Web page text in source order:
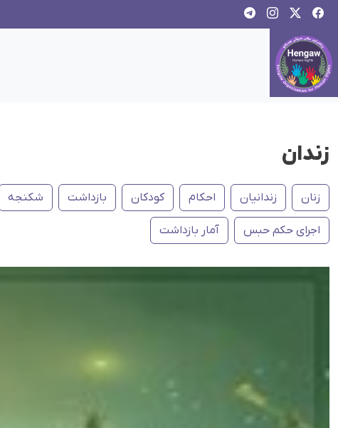
زندان
زنان زندانیان احکام کودکان بازداشت شکنجه
اجرای حکم حبس آمار بازداشت